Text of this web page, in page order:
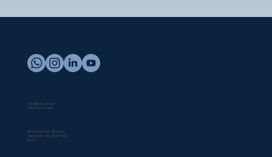
sac@inata.com.br
+55 34 3277-1400
BR-365, KM-615 - Alvorada,
Uberlandia - MG, 38407-180
Brazil